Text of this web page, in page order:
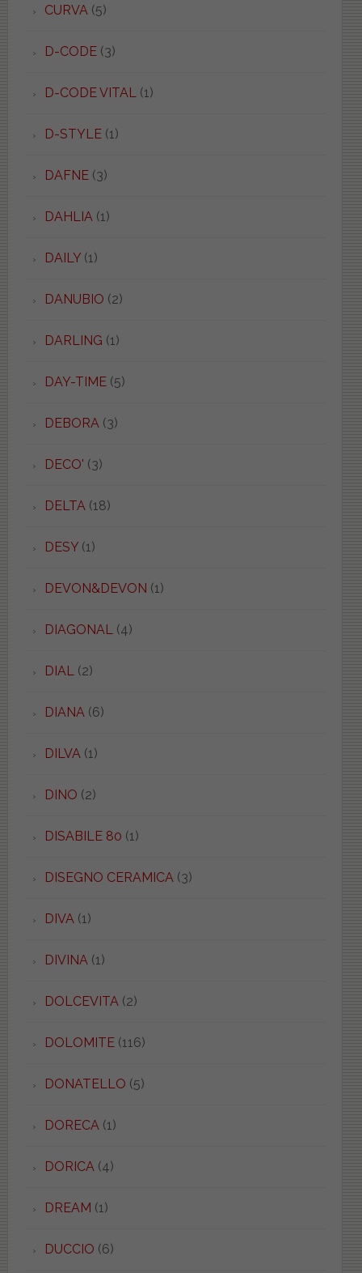
CURVA (5)
D-CODE(3)
D-CODE VITAL (1)
D-STYLE(1)
DAFNE(3)
DAHLIA (1)
DAILY(1)
DANUBIO (2)
DARLING (1)
DAY-TIME(5)
DEBORA (3)
DECO' (3)
DELTA (18)
DESY(1)
DEVON&DEVON (1)
DIAGONAL (4)
DIAL (2)
DIANA (6)
DILVA (1)
DINO (2)
DISABILE 80 (1)
DISEGNO CERAMICA (3)
DIVA (1)
DIVINA (1)
DOLCEVITA (2)
DOLOMITE(116)
DONATELLO (5)
DORECA (1)
DORICA (4)
DREAM (1)
DUCCIO (6)